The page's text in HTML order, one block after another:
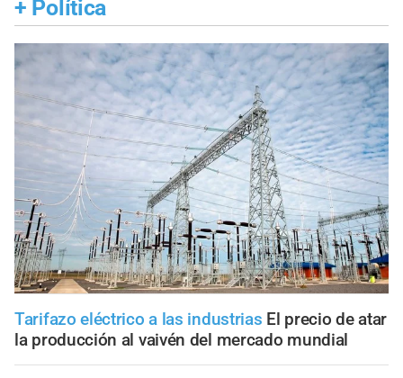
+ Política
Tarifazo eléctrico a las industrias El precio de atar
la producción al vaivén del mercado mundial